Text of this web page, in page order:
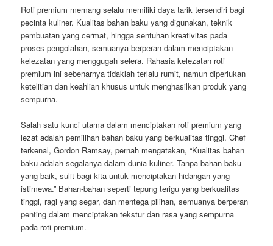
Roti premium memang selalu memiliki daya tarik tersendiri bagi
pecinta kuliner. Kualitas bahan baku yang digunakan, teknik
pembuatan yang cermat, hingga sentuhan kreativitas pada
proses pengolahan, semuanya berperan dalam menciptakan
kelezatan yang menggugah selera. Rahasia kelezatan roti
premium ini sebenarnya tidaklah terlalu rumit, namun diperlukan
ketelitian dan keahlian khusus untuk menghasilkan produk yang
sempurna.
Salah satu kunci utama dalam menciptakan roti premium yang
lezat adalah pemilihan bahan baku yang berkualitas tinggi. Chef
terkenal, Gordon Ramsay, pernah mengatakan, “Kualitas bahan
baku adalah segalanya dalam dunia kuliner. Tanpa bahan baku
yang baik, sulit bagi kita untuk menciptakan hidangan yang
istimewa.” Bahan-bahan seperti tepung terigu yang berkualitas
tinggi, ragi yang segar, dan mentega pilihan, semuanya berperan
penting dalam menciptakan tekstur dan rasa yang sempurna
pada roti premium.